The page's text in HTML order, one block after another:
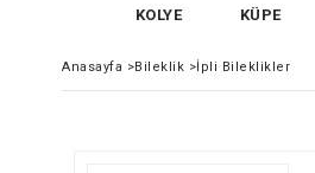
KOLYE KÜPE
Anasayfa >Bileklik >İpli Bileklikler